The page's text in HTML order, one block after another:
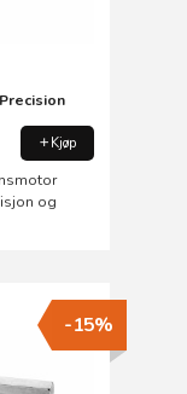
Kjøp
og
-15%